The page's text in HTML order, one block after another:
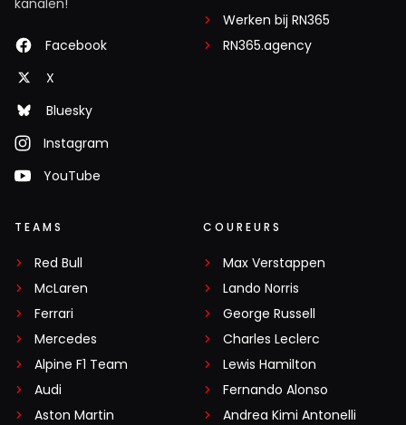
Facebook
X
Bluesky
Instagram
YouTube
Werken bij RN365
RN365.agency
TEAMS
Red Bull
McLaren
Ferrari
Mercedes
Alpine F1 Team
Audi
Aston Martin
COUREURS
Max Verstappen
Lando Norris
George Russell
Charles Leclerc
Lewis Hamilton
Fernando Alonso
Andrea Kimi Antonelli